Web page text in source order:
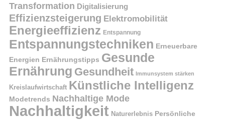
Transformation Digitalisierung
Effizienzsteigerung Elektromobilität
Energieeffizienz Entspannung
Entspannungstechniken Erneuerbare
Energien Ernährungstipps Gesunde
Ernährung Gesundheit Immunsystem stärken
Kreislaufwirtschaft Künstliche Intelligenz
Modetrends Nachhaltige Mode
Nachhaltigkeit Naturerlebnis Persönliche